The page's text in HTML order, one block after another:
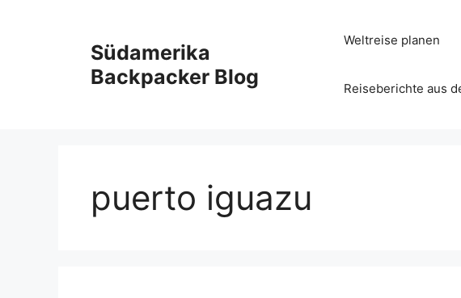
Südamerika
Backpacker Blog
Weltreise planen
Reiseberichte aus
puerto iguazu